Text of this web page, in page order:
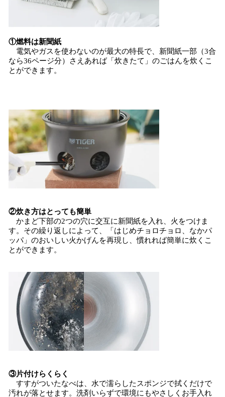
①燃料は新聞紙
電気やガスを使わないのが最大の特長で、新聞紙一部（3合
なら36ページ分）さえあれば「炊きたて」のごはんを炊くこ
とができます。
②炊き方はとっても簡単
かまど下部の2つの穴に交互に新聞紙を入れ、火をつけま
す。その繰り返しによって、「はじめチョロチョロ、なかパ
ッパ」のおいしい火かげんを再現し、慣れれば簡単に炊くこ
とができます。
③片付けらくらく
すすがついたなべは、水で濡らしたスポンジで拭くだけで
汚れが落とせます。洗剤いらずで環境にもやさしくお手入れ